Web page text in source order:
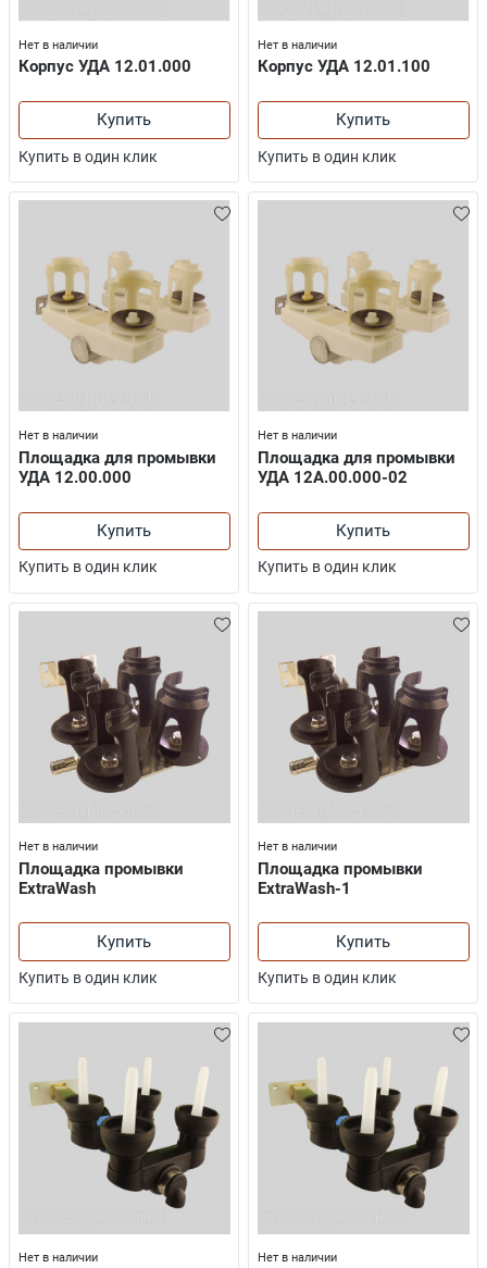
Нет в наличии
Корпус УДА 12.01.000
Купить
Купить в один клик
Нет в наличии
Корпус УДА 12.01.100
Купить
Купить в один клик
Нет в наличии
Площадка для промывки
УДА 12.00.000
Купить
Купить в один клик
Нет в наличии
Площадка для промывки
УДА 12А.00.000-02
Купить
Купить в один клик
Нет в наличии
Площадка промывки
ExtraWash
Купить
Купить в один клик
Нет в наличии
Площадка промывки
ExtraWash-1
Купить
Купить в один клик
Нет в наличии Нет в наличии